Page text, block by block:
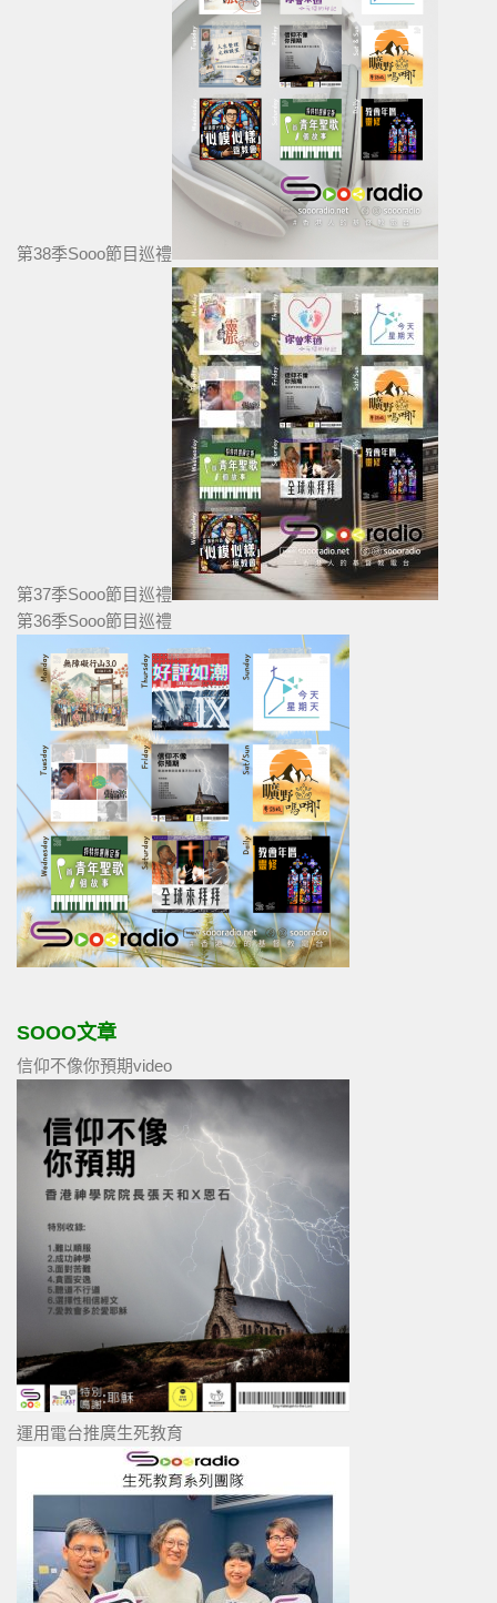
第38季Sooo節目巡禮
第37季Sooo節目巡禮
第36季Sooo節目巡禮
SOOO文章
信仰不像你預期video
運用電台推廣生死教育